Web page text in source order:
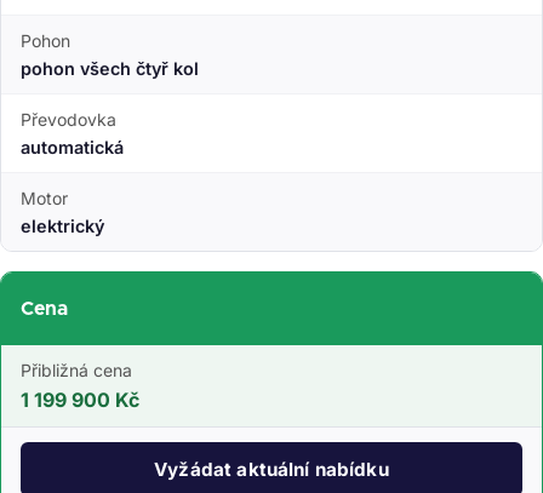
Pohon
pohon všech čtyř kol
Převodovka
automatická
Motor
elektrický
Cena
Přibližná cena
1 199 900 Kč
Vyžádat aktuální nabídku